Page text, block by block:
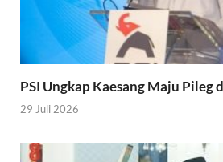
PSI Ungkap Kaesang Maju Pileg
29 Juli 2026